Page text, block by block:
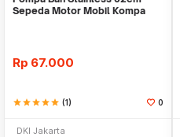
Sepeda Motor Mobil Kompa
Rp 67.000
starstarstarstarstar (1) 0
DKI Jakarta